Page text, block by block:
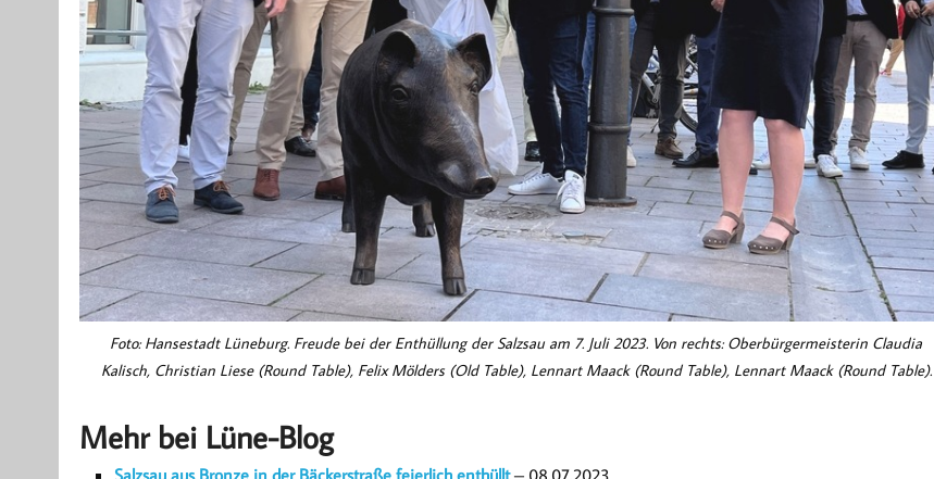
Foto: Hansestadt Lüneburg. Freude bei der Enthüllung der Salzsau am 7. Juli 2023. Von rechts: Oberbürgermeisterin Claudia
Kalisch, Christian Liese (Round Table), Felix Mölders (Old Table), Lennart Maack (Round Table), Lennart Maack (Round Table).
Mehr bei Lüne-Blog
Salzsau aus Bronze in der Bäckerstraße feierlich enthüllt– 08.07.2023